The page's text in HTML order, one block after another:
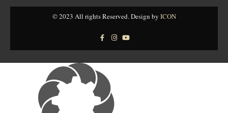
© 2023 All rights Reserved. Design by ICON